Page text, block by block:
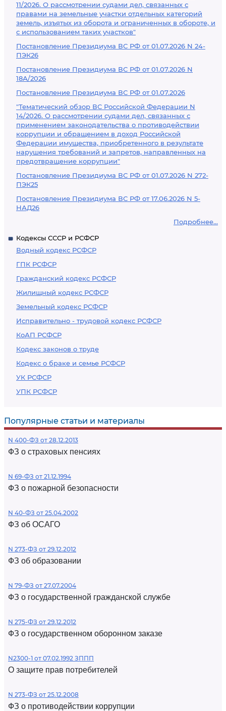
11/2026. О рассмотрении судами дел, связанных с
правами на земельные участки отдельных категорий
земель, изъятых из оборота и ограниченных в обороте, и
с использованием таких участков"
Постановление Президиума ВС РФ от 01.07.2026 N 24-
ПЭК26
Постановление Президиума ВС РФ от 01.07.2026 N
18А/2026
Постановление Президиума ВС РФ от 01.07.2026
"Тематический обзор ВС Российской Федерации N
14/2026. О рассмотрении судами дел, связанных с
применением законодательства о противодействии
коррупции и обращением в доход Российской
Федерации имущества, приобретенного в результате
нарушения требований и запретов, направленных на
предотвращение коррупции"
Постановление Президиума ВС РФ от 01.07.2026 N 272-
ПЭК25
Постановление Президиума ВС РФ от 17.06.2026 N 5-
НАД26
Подробнее...
Кодексы СССР и РСФСР
Водный кодекс РСФСР
ГПК РСФСР
Гражданский кодекс РСФСР
Жилищный кодекс РСФСР
Земельный кодекс РСФСР
Исправительно - трудовой кодекс РСФСР
КоАП РСФСР
Кодекс законов о труде
Кодекс о браке и семье РСФСР
УК РСФСР
УПК РСФСР
Популярные статьи и материалы
N 400-ФЗ от 28.12.2013
ФЗ о страховых пенсиях
N 69-ФЗ от 21.12.1994
ФЗ о пожарной безопасности
N 40-ФЗ от 25.04.2002
ФЗ об ОСАГО
N 273-ФЗ от 29.12.2012
ФЗ об образовании
N 79-ФЗ от 27.07.2004
ФЗ о государственной гражданской службе
N 275-ФЗ от 29.12.2012
ФЗ о государственном оборонном заказе
N2300-1 от 07.02.1992 ЗППП
О защите прав потребителей
N 273-ФЗ от 25.12.2008
ФЗ о противодействии коррупции